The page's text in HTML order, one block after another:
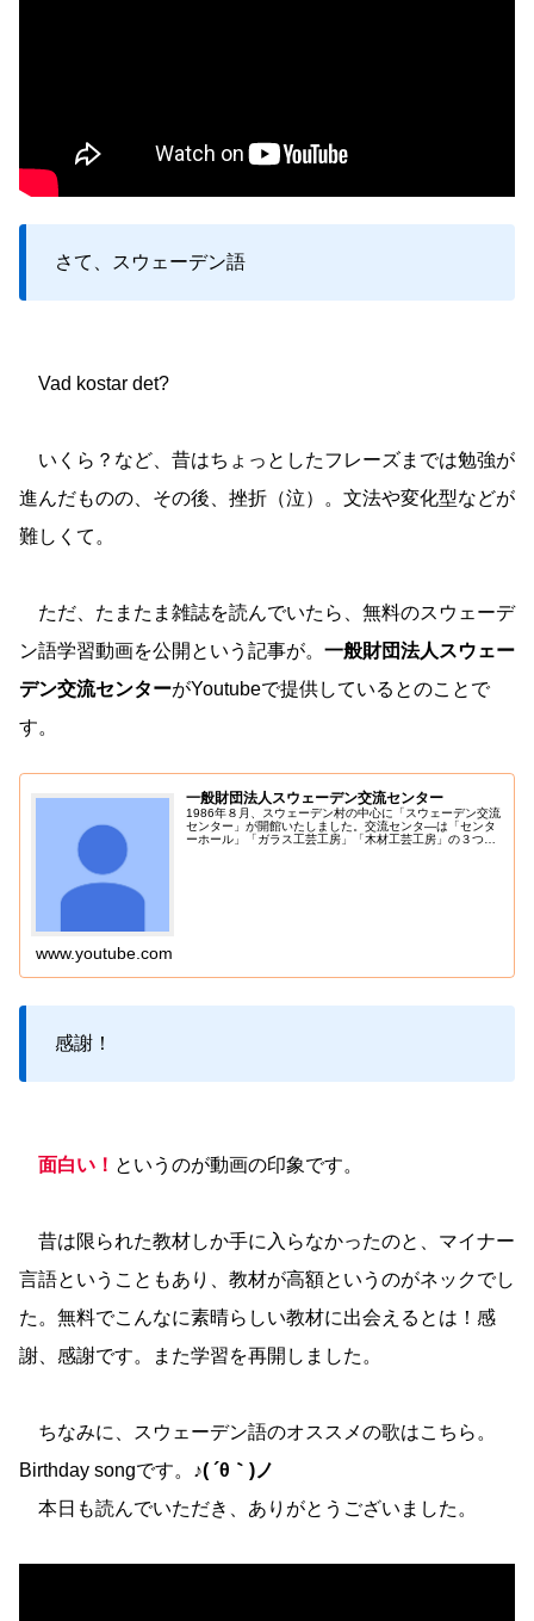
さて、スウェーデン語
Vad kostar det?
いくら？など、昔はちょっとしたフレーズまでは勉強が
進んだものの、その後、挫折（泣）。文法や変化型などが
難しくて。
ただ、たまたま雑誌を読んでいたら、無料のスウェーデ
ン語学習動画を公開という記事が。 一般財団法人スウェー
デン交流センターがYoutubeで提供しているとのことで
す。
一般財団法人スウェーデン交流センター
1986年８月、スウェーデン村の中心に「スウェーデン交流
センター」が開館いたしました。交流センタ―は「センタ
ーホール」「ガラス工芸工房」「木材工芸工房」の３つの
www.youtube.com
感謝！
面白い！ というのが動画の印象です。
昔は限られた教材しか手に入らなかったのと、マイナー
言語ということもあり、教材が高額というのがネックでし
た。無料でこんなに素晴らしい教材に出会えるとは！感
謝、感謝です。また学習を再開しました。
ちなみに、スウェーデン語のオススメの歌はこちら。
Birthday songです。 ♪( ´θ｀)ノ
本日も読んでいただき、ありがとうございました。